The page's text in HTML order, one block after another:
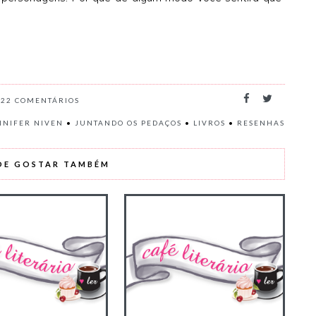
22 COMENTÁRIOS
NIVEN • JUNTANDO OS PEDAÇOS • LIVROS • RESENHAS
GOSTAR TAMBÉM